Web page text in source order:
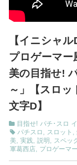
【イニシャ
プロゲーマー
美の目指せ!
～」【スロ
文字D】
目指せ! パチ･スロ
パチスロ , スロット ,
美, 実践, 説明 , スペッ
軍葛西店, プロゲーマー